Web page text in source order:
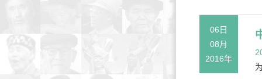
06日
08月
2016年